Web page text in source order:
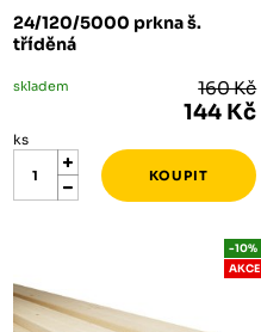
24/120/5000 prkna š.
tříděná
skladem 160 Kč
144 Kč
ks
-10%
AKCE